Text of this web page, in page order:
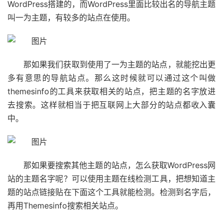
WordPress搭建的，而WordPress里面比较出名的导航主题
叫一为主题，有较多的站点在使用。
那如果我们获取到使用了一为主题的站点，就能挖出更
多有意思的导航站点。那么这时候就可以通过这个叫做
themesinfo的工具来获取相关的站点，把主题的名字放进
去搜索。这样就相当于把互联网上大部分的站点都收入囊
中。
那如果要搜索其他主题的站点，怎么获取WordPress网
站的主题名字呢？可以使用主题在线检测工具，把想知道主
题的站点链接贴在下面这个工具就能检测。检测到名字后，
再用Themesinfo搜索相关站点。